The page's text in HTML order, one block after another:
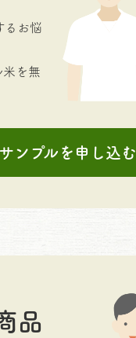
るお悩
米を無
ンプルを申し込む
品